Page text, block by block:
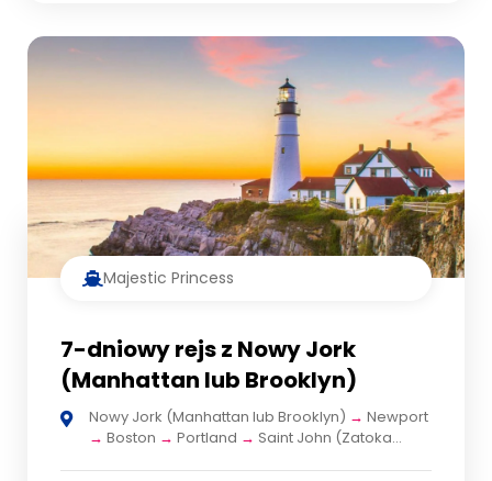
Majestic Princess
7-dniowy rejs z Nowy Jork
(Manhattan lub Brooklyn)
Nowy Jork (Manhattan lub Brooklyn) → Newport
→ Boston → Portland →